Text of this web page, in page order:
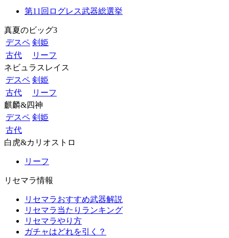
第11回ログレス武器総選挙
真夏のビッグ3
デスペ 剣姫
古代
リーフ
ネビュラスレイス
デスペ 剣姫
古代
リーフ
麒麟&四神
デスペ 剣姫
古代
白虎&カリオストロ
リーフ
リセマラ情報
リセマラおすすめ武器解説
リセマラ当たりランキング
リセマラやり方
ガチャはどれを引く？